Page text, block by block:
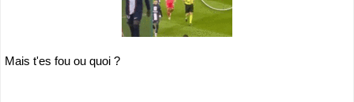
Mais t'es fou ou quoi ?